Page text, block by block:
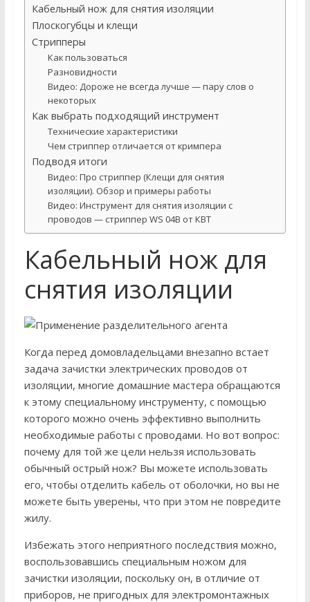
Кабельный нож для снятия изоляции
Плоскогубцы и клещи
Стрипперы
Как пользоваться
Разновидности
Видео: Дороже не всегда лучше — пару слов о
некоторых
Как выбрать подходящий инструмент
Технические характеристики
Чем стриппер отличается от кримпера
Подводя итоги
Видео: Про стриппер (Клещи для снятия
изоляции). Обзор и примеры работы
Видео: Инструмент для снятия изоляции с
проводов — стриппер WS 04B от КВТ
Кабельный нож для
снятия изоляции
Когда перед домовладельцами внезапно встает
задача зачистки электрических проводов от
изоляции, многие домашние мастера обращаются
к этому специальному инструменту, с помощью
которого можно очень эффективно выполнить
необходимые работы с проводами. Но вот вопрос:
почему для той же цели нельзя использовать
обычный острый нож? Вы можете использовать
его, чтобы отделить кабель от оболочки, но вы не
можете быть уверены, что при этом не повредите
жилу.
Избежать этого неприятного последствия можно,
воспользовавшись специальным ножом для
зачистки изоляции, поскольку он, в отличие от
приборов, не пригодных для электромонтажных